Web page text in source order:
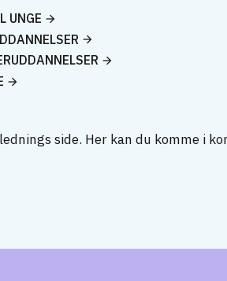
UNGE
side. Her kan du komme i